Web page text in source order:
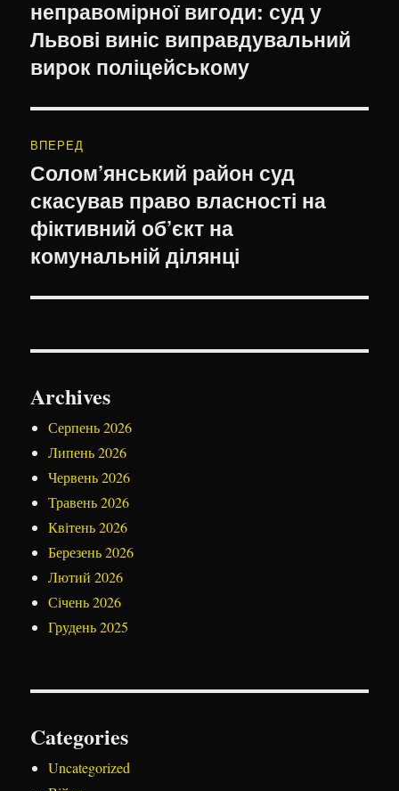
запис:
неправомірної вигоди: суд у
Львові виніс виправдувальний
вирок поліцейському
ВПЕРЕД
Наступний
запис:
Солом’янський район суд
скасував право власності на
фіктивний об’єкт на
комунальній ділянці
Archives
Серпень 2026
Липень 2026
Червень 2026
Травень 2026
Квітень 2026
Березень 2026
Лютий 2026
Січень 2026
Грудень 2025
Categories
Uncategorized